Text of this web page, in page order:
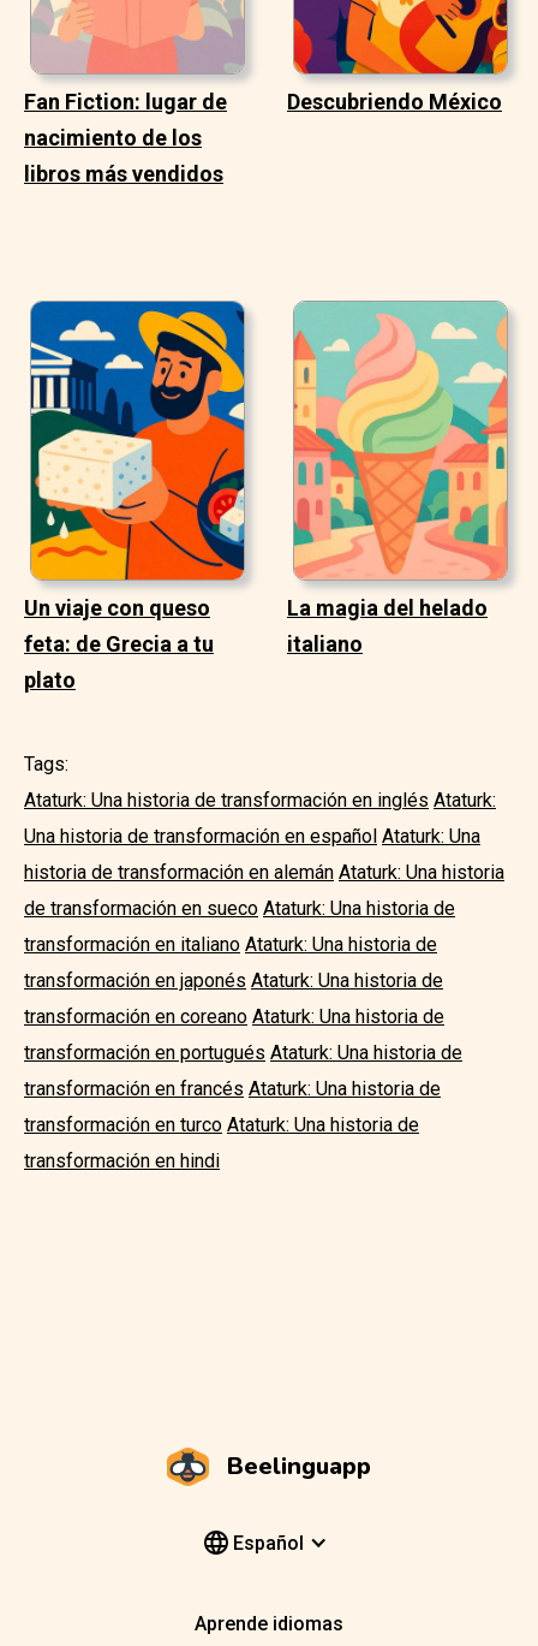
Fan Fiction: lugar de
nacimiento de los
libros más vendidos
Descubriendo México
Un viaje con queso
feta: de Grecia a tu
plato
La magia del helado
italiano
Tags:
Ataturk: Una historia de transformación en inglés Ataturk:
Una historia de transformación en español Ataturk: Una
historia de transformación en alemán Ataturk: Una historia
de transformación en sueco Ataturk: Una historia de
transformación en italiano Ataturk: Una historia de
transformación en japonés Ataturk: Una historia de
transformación en coreano Ataturk: Una historia de
transformación en portugués Ataturk: Una historia de
transformación en francés Ataturk: Una historia de
transformación en turco Ataturk: Una historia de
transformación en hindi
Beelinguapp
Español
Aprende idiomas